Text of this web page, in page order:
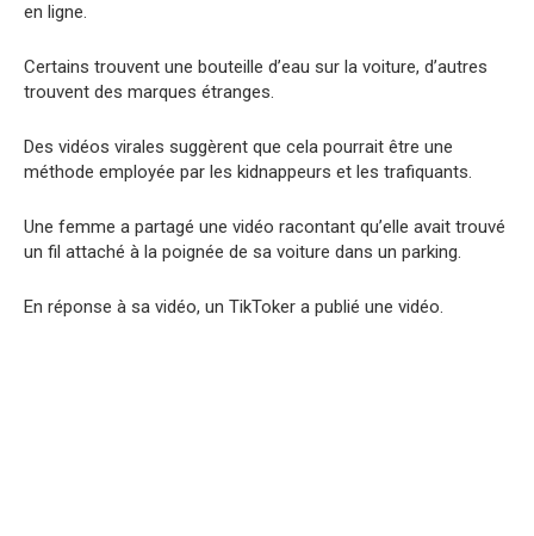
en ligne.
Certains trouvent une bouteille d’eau sur la voiture, d’autres
trouvent des marques étranges.
Des vidéos virales suggèrent que cela pourrait être une
méthode employée par les kidnappeurs et les trafiquants.
Une femme a partagé une vidéo racontant qu’elle avait trouvé
un fil attaché à la poignée de sa voiture dans un parking.
En réponse à sa vidéo, un TikToker a publié une vidéo.